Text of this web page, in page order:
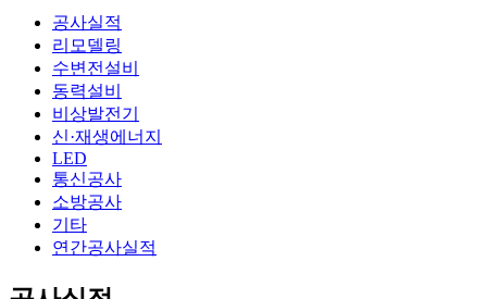
공사실적
리모델링
수변전설비
동력설비
비상발전기
신·재생에너지
LED
통신공사
소방공사
기타
연간공사실적